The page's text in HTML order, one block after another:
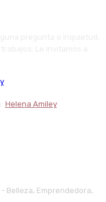
Helena Amiley
Belleza, Emprendedora,